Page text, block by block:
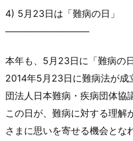
4) 5月23日は「難病の日」
─────────────
本年も、5月23日に「難病の
2014年5月23日に難病法が成
団法人日本難病・疾病団体協
この日が、難病に対する理解
さまに思いを寄せる機会とな